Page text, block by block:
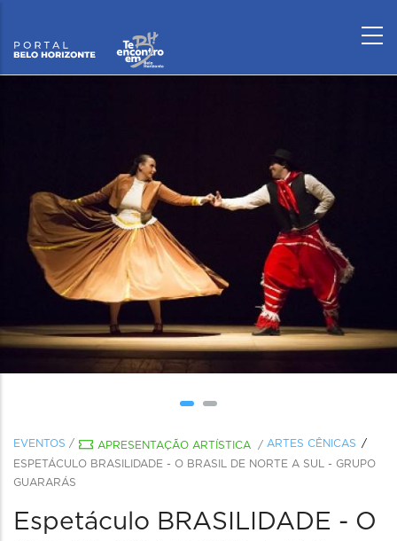
EVENTOS / APRESENTAÇÃO ARTÍSTICA / ARTES CÊNICAS
ESPETÁCULO BRASILIDADE - O BRASIL DE NORTE A SUL - GRUPO
GUARARÁS
Espetáculo BRASILIDADE - O